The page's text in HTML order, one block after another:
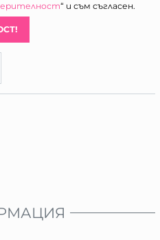
“ и съм съгласен.